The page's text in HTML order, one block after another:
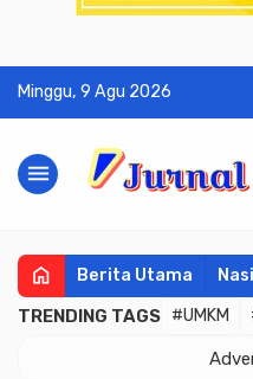
Minggu, 9 Agu 2026
menu
home Berita Utama
TRENDING TAGS #UMKM